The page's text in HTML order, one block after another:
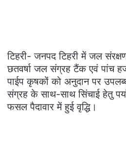
टिहरी- जनपद टिहरी में जल
छतवर्षा जल संग्रह टैंक एवं पांच
पाईप कृषकों को अनुदान पर
संग्रह के साथ-साथ सिंचाई हेतु
फसल पैदावार में हुई वृद्धि।